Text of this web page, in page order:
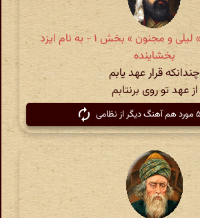
نظامی » خمسه » لیلی و مجنون » بخش ۱ - به نام ایزد
بخشاینده
چندانکه قرار عهد یابم
از عهد تو روی برنتابم